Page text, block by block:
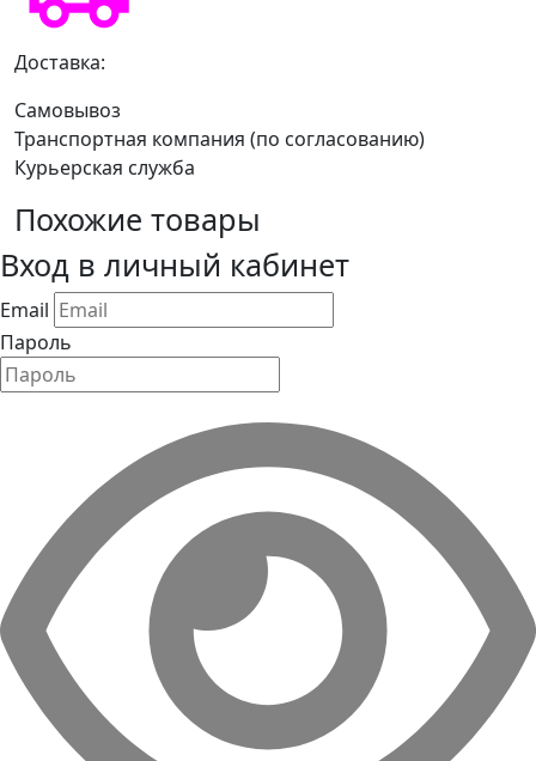
Доставка:
Самовывоз
Транспортная компания (по согласованию)
Курьерская служба
Похожие товары
Вход в личный кабинет
Email
Пароль